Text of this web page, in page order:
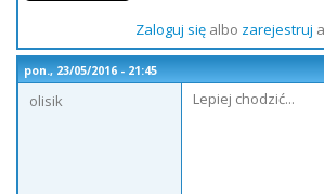
Zaloguj sięalbo zarejestruj
pon., 23/05/2016 - 21:45
olisik
Lepiej chodzić...